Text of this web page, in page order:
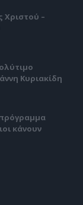
–
Κυριακίδη
κάνουν